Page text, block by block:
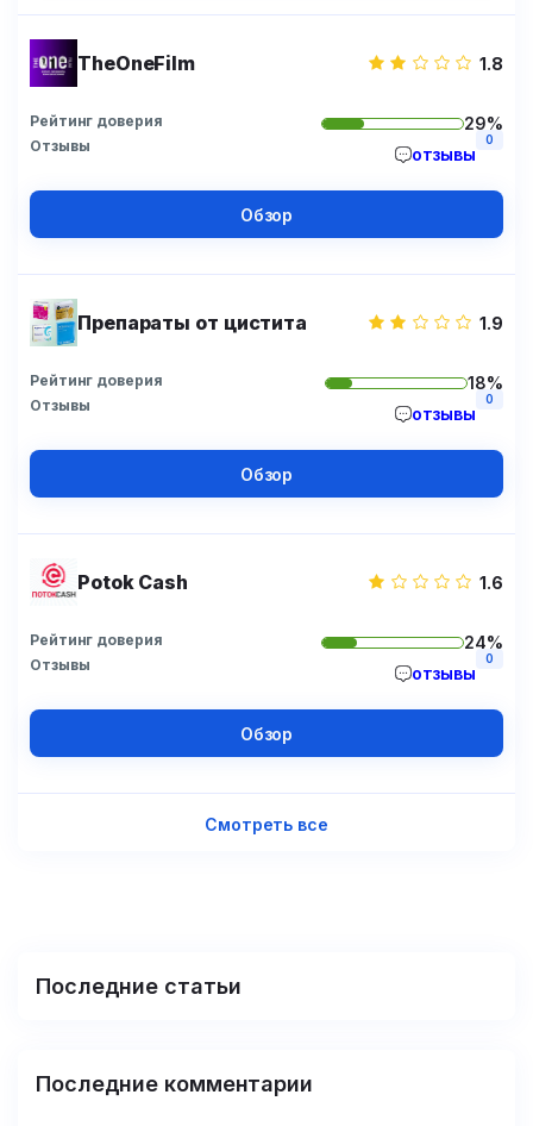
TheOneFilm 1.8
Рейтинг доверия 29%
Отзывы отзывы
0
Обзор
Препараты от цистита 1.9
Рейтинг доверия 18%
Отзывы отзывы
0
Обзор
Potok Cash 1.6
Рейтинг доверия 24%
Отзывы отзывы
0
Обзор
Смотреть все
Последние статьи
Последние комментарии